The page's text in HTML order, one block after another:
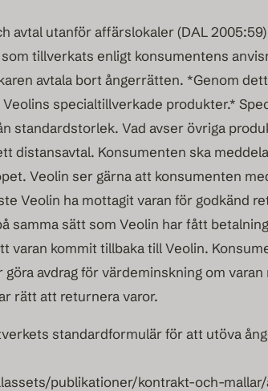
avtal utanför affärslokaler (DAL
tillverkats enligt konsumentens
avtala bort ångerrätten. *Genom
specialtillverkade produkter.*
standardstorlek. Vad avser övriga
distansavtal. Konsumenten ska
Veolin ser gärna att konsumenten
Veolin ha mottagit varan för godkänd
samma sätt som Veolin har fått
varan kommit tillbaka till Veolin.
avdrag för värdeminskning om
rätt att returnera varor.
standardformulär för att utöva
publikationer/kontrakt-och-mallar/